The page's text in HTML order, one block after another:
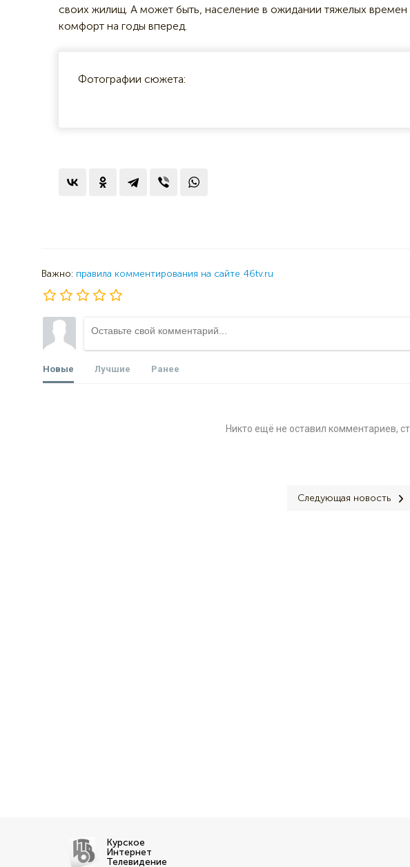
своих жилищ. А может быть, население в ожидании тяжелых времен
комфорт на годы вперед.
Важно: правила комментирования на сайте 46tv.ru
Новые Лучшие Ранее
Никто ещё не оставил комментариев,
Следующая новость
Курское
Интернет
Телевидение